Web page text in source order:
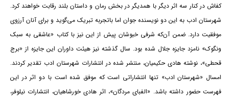
کفاش در کنار سه اثر دیگر با همدیگر در بخش رمان و داستان بلند رقابت خواهند کرد.
شهرستان ادب به این دو نویسنده جوان اما باتجربه تبریک می‌گوید و برای آنان آرزوی
موفقیت دارد. ضمن آن‌که شرفی خبوشان پیش از این نیز با کتاب «عاشقی به سبک
ونگوک» نامزد جایزه جلال شده بود. سال گذشته نیز هیئت داوران این جایزه از «برج
قحطی»، نوشته هادی حکیمیان، منتشر شده در انتشارات شهرستان ادب تقدیر کردند.
امسال «شهرستان ادب» تنها انتشاراتی است که موفق شده است با دو اثر در این
فهرست حضور داشته باشد. «الفبای مردگان»، اثر هادی خورشاهیان، انتشارات نیلوفر،